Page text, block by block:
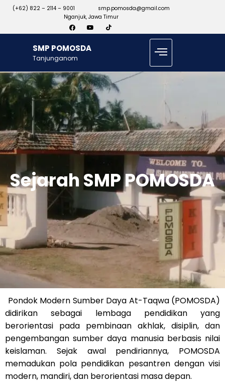
(+62) 822 – 2114 – 9001
smp.pomosda@gmail.com
Nganjuk, Jawa Timur
SMP POMOSDA
Tanjunganom
Sejarah SMP POMOSDA
Pondok Modern Sumber Daya At-Taqwa (POMOSDA)
didirikan sebagai lembaga pendidikan yang
berorientasi pada pembinaan akhlak, disiplin, dan
pengembangan sumber daya manusia berbasis nilai
keislaman. Sejak awal pendiriannya, POMOSDA
memadukan pola pendidikan pesantren dengan visi
modern, mandiri, dan berorientasi masa depan.